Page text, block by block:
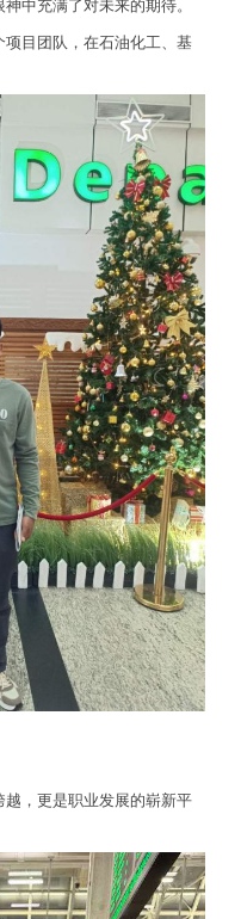
中充满了对未来的期待。
目团队，在石油化工、基
，更是职业发展的崭新平